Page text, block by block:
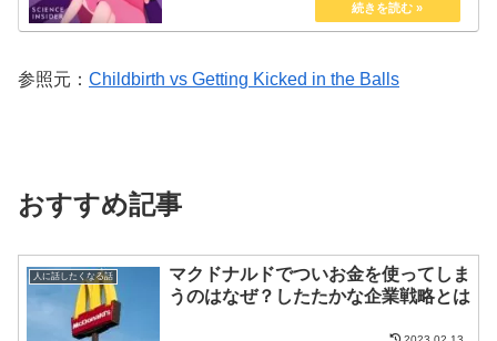
参照元： Childbirth vs Getting Kicked in the Balls
おすすめ記事
人に話したくなる話
マクドナルドでついお金を使ってしま
うのはなぜ？したたかな企業戦略とは